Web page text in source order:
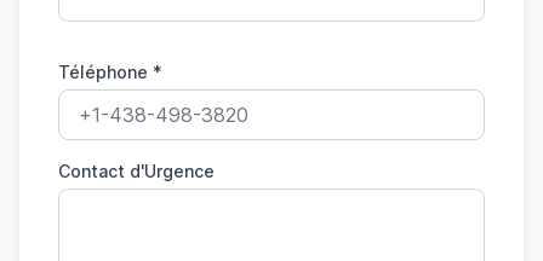
Téléphone *
Contact d'Urgence